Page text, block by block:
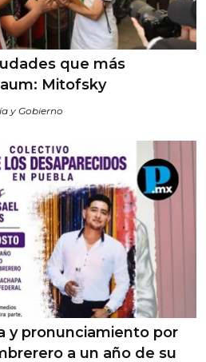
que más
Mitofsky
y Gobierno
y pronunciamiento por
a un año de su